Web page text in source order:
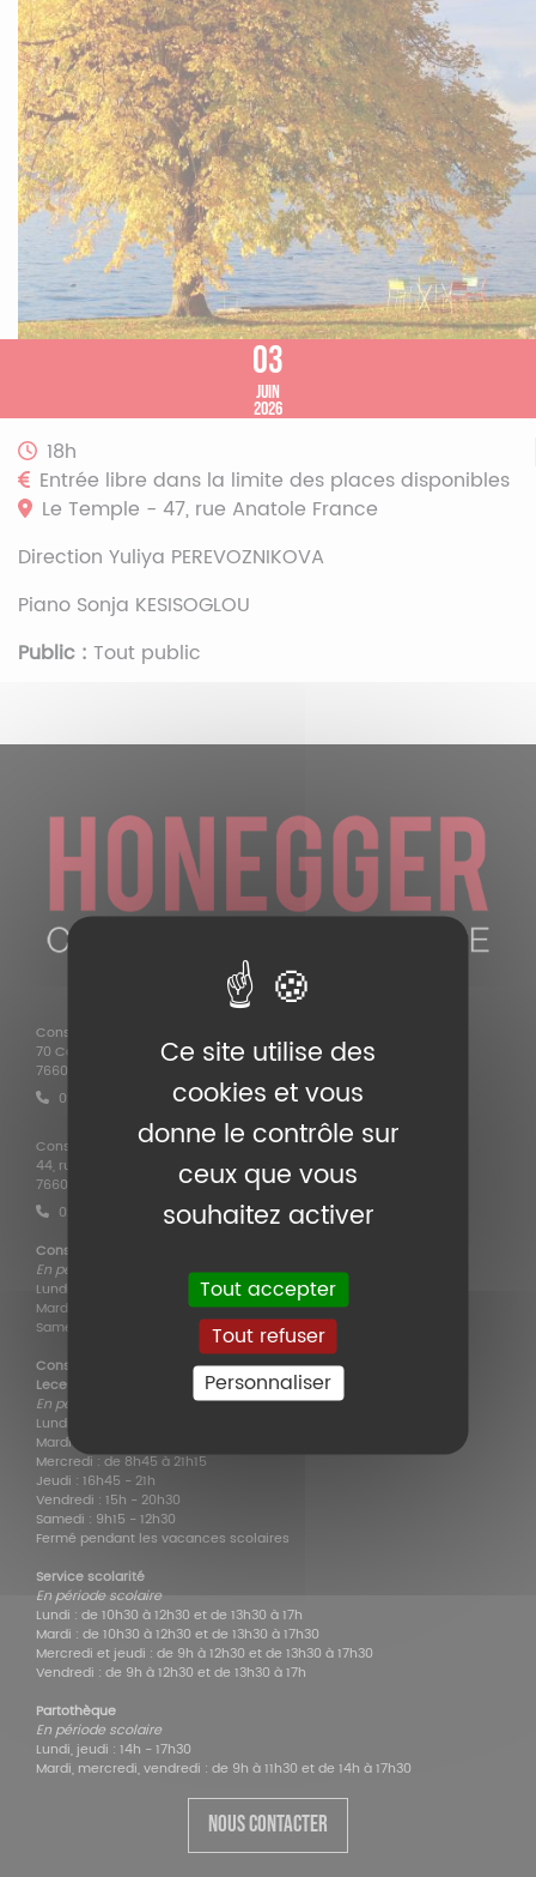
03
juin
2026
18h
Entrée libre dans la limite des places disponibles
Le Temple - 47, rue Anatole France
Direction Yuliya PEREVOZNIKOVA
Piano Sonja KESISOGLOU
Public : Tout public
Conservatoire Arthur Honegger
70 Cours de la République
76600 Le Havre
02 35 11 33 80
Conservatoire Arthur Honegger – Annexe danse
44, rue Jules Lecesne
76600 Le Havre
02 35 43 19 31
Conservatoire Arthur Honegger - 70, cours de la République
En période scolaire
Lundi : 10h30 - 22h
Mardi, mercredi, jeudi, vendredi : 9h - 22h
Samedi : 9h - 17h
Conservatoire Arthur Honegger - Annexe Danse - 44, rue Jules
Lecesne
En période scolaire
Lundi : 16h45 - 20h
Mardi : 14h - 20h45
Mercredi : de 8h45 à 21h15
Jeudi : 16h45 - 21h
Vendredi : 15h - 20h30
Samedi : 9h15 - 12h30
Fermé pendant les vacances scolaires
Service scolarité
En période scolaire
Lundi : de 10h30 à 12h30 et de 13h30 à 17h
Mardi : de 10h30 à 12h30 et de 13h30 à 17h30
Mercredi et jeudi : de 9h à 12h30 et de 13h30 à 17h30
Vendredi : de 9h à 12h30 et de 13h30 à 17h
Partothèque
En période scolaire
Lundi, jeudi : 14h - 17h30
Mardi, mercredi, vendredi : de 9h à 11h30 et de 14h à 17h30
NOUS CONTACTER
Ce site utilise des
cookies et vous
donne le contrôle sur
ceux que vous
souhaitez activer
Tout accepter
Tout refuser
Personnaliser